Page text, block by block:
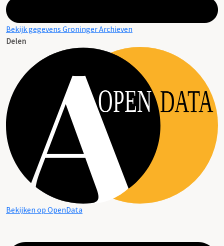
Bekijk gegevens Groninger Archieven
Delen
OPEN DATA
Bekijken op OpenData